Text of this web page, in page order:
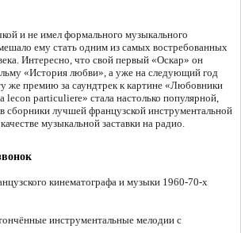
и не имел формального музыкального
ему стать одним из самых востребованных
Интересно, что свой первый «Оскар» он
«История любви», а уже на следующий год
же премию за саундтрек к картине «Любовники
lecon particuliere» стала настолько популярной,
сборники лучшей французской инструментальной
музыкальной заставки на радио.
кинематографа и музыки 1960-70-х
инструментальные мелодии с